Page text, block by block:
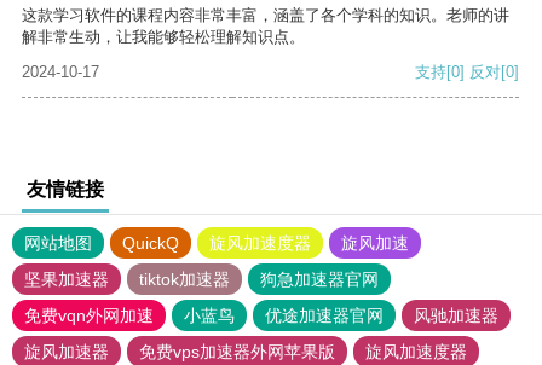
这款学习软件的课程内容非常丰富，涵盖了各个学科的知识。老师的讲
解非常生动，让我能够轻松理解知识点。
2024-10-17
支持[0] 反对[0]
友情链接
网站地图 QuickQ 旋风加速度器
旋风加速
坚果加速器
tiktok加速器
狗急加速器官网
免费vqn外网加速
小蓝鸟 优途加速器官网
风驰加速器
旋风加速器
免费vps加速器外网苹果版
旋风加速度器